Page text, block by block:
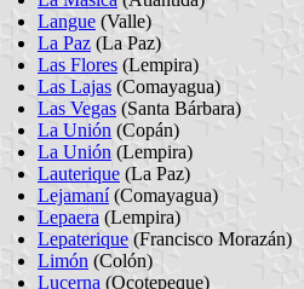
Langue (Valle)
La Paz (La Paz)
Las Flores (Lempira)
Las Lajas (Comayagua)
Las Vegas (Santa Bárbara)
La Unión (Copán)
La Unión (Lempira)
Lauterique (La Paz)
Lejamaní(Comayagua)
Lepaera (Lempira)
Lepaterique (Francisco Morazán)
Limón (Colón)
Lucerna (Ocotepeque)